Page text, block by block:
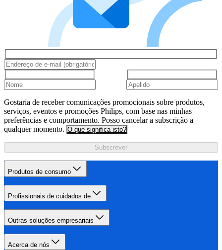
Gostaria de receber comunicações promocionais sobre produtos,
serviços, eventos e promoções Philips, com base nas minhas
preferências e comportamento. Posso cancelar a subscrição a
qualquer momento. O que significa isto?
Subscrever
Produtos de consumo
Profissionais de cuidados de
Outras soluções empresariais
Acerca de nós